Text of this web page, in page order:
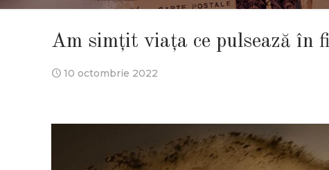
Am simțit viața ce pulsează în
10 octombrie 2022